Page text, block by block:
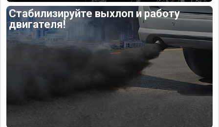
Стабилизируйте выхлоп и работу
двигателя!